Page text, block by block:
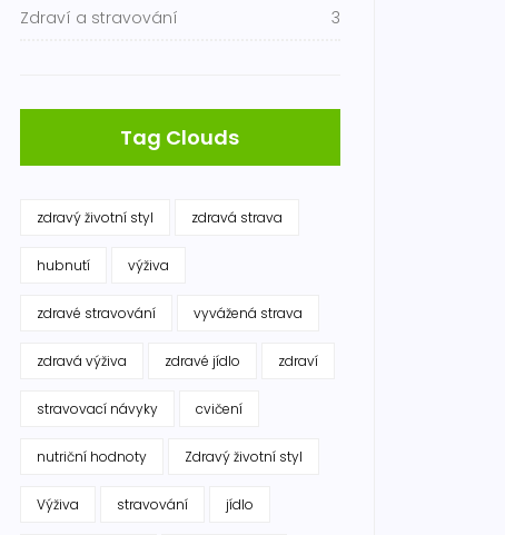
Zdraví a stravování 3
Tag Clouds
zdravý životní styl zdravá strava
hubnutí výživa
zdravé stravování vyvážená strava
zdravá výživa zdravé jídlo zdraví
stravovací návyky cvičení
nutriční hodnoty Zdravý životní styl
Výživa stravování jídlo